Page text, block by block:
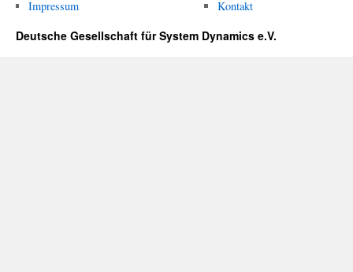
Impressum Kontakt
Deutsche Gesellschaft für System Dynamics e.V.